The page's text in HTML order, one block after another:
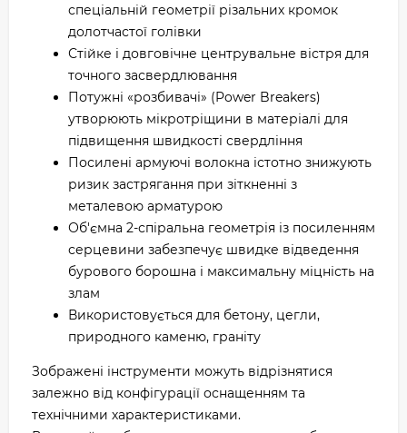
спеціальній геометрії різальних кромок
долотчастої голівки
Стійке і довговічне центрувальне вістря для
точного засвердлювання
Потужні «розбивачі» (Power Breakers)
утворюють мікротріщини в матеріалі для
підвищення швидкості свердління
Посилені армуючі волокна істотно знижують
ризик застрягання при зіткненні з
металевою арматурою
Об'ємна 2-спіральна геометрія із посиленням
серцевини забезпечує швидке відведення
бурового борошна і максимальну міцність на
злам
Використовується для бетону, цегли,
природного каменю, граніту
Зображені інструменти можуть відрізнятися
залежно від конфігурації оснащенням та
технічними характеристиками.